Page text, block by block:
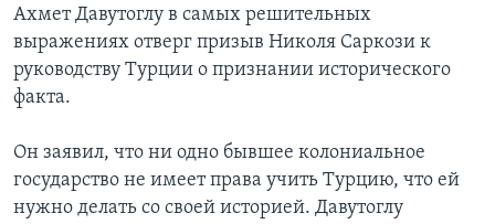
Ахмет Давутоглу в самых решительных
выражениях отверг призыв Николя Саркози к
руководству Турции о признании исторического
факта.
Он заявил, что ни одно бывшее колониальное
государство не имеет права учить Турцию, что ей
нужно делать со своей историей. Давутоглу